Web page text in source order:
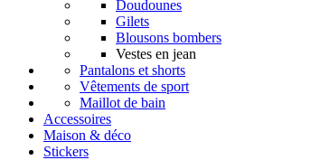
Doudounes
Gilets
Blousons bombers
Vestes en jean
Pantalons et shorts
Vêtements de sport
Maillot de bain
Accessoires
Maison & déco
Stickers